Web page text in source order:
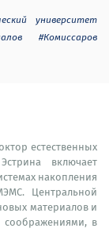
университет
#Комиссаров
естественных
включает
накопления
Центральной
материалов и
соображениями, в